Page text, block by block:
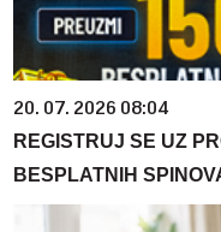
20. 07. 2026 08:04
REGISTRUJ SE UZ
BESPLATNIH